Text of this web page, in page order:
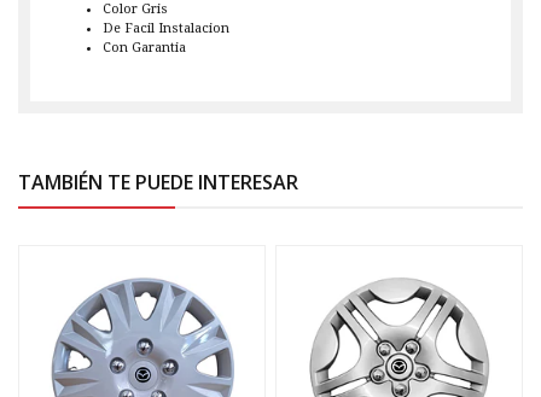
Color Gris
De Facil Instalacion
Con Garantia
TAMBIÉN TE PUEDE INTERESAR